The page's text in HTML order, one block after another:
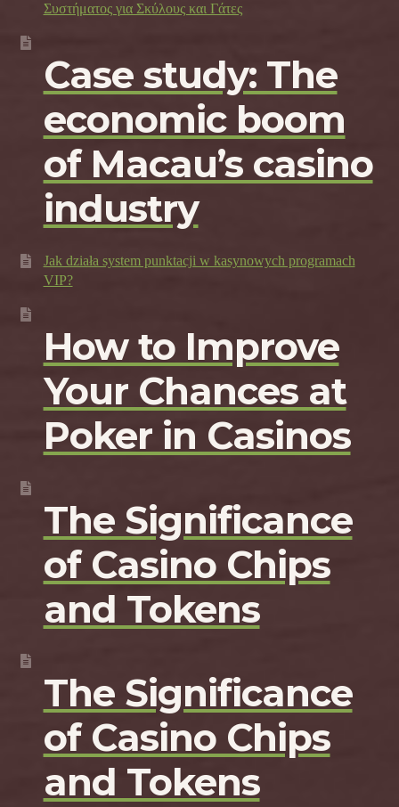
Συστήματος για Σκύλους και Γάτες
Case study: The
economic boom
of Macau’s casino
industry
Jak działa system punktacji w kasynowych programach
VIP?
How to Improve
Your Chances at
Poker in Casinos
The Significance
of Casino Chips
and Tokens
The Significance
of Casino Chips
and Tokens